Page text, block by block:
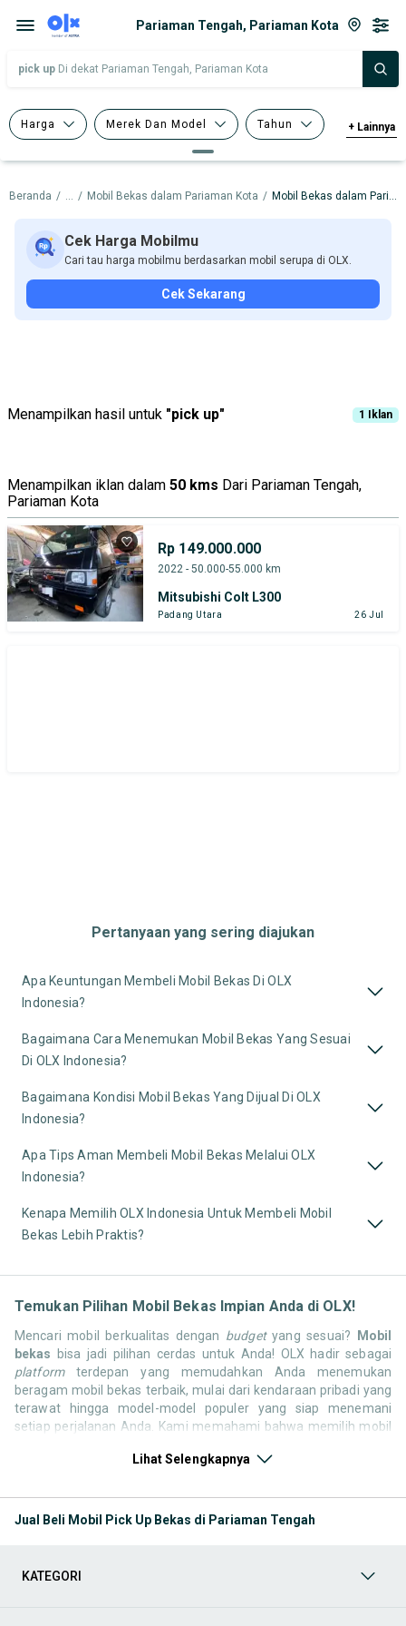
Pariaman Tengah, Pariaman Kota
pick up Di dekat Pariaman Tengah, Pariaman Kota
Harga Merek Dan Model Tahun
Tipe Bodi Tipe Membership
+ Lainnya
Beranda / ... / Mobil Bekas dalam Pariaman Kota / Mobil Bekas dalam Pariaman Tengah
Cek Harga Mobilmu
Cari tau harga mobilmu berdasarkan mobil serupa di OLX.
Cek Sekarang
Menampilkan hasil untuk "pick up" 1 Iklan
Menampilkan iklan dalam 50 kms Dari Pariaman Tengah,
Pariaman Kota
Rp 149.000.000
2022 - 50.000-55.000 km
Mitsubishi Colt L300
Padang Utara 26 Jul
Pertanyaan yang sering diajukan
Apa Keuntungan Membeli Mobil Bekas Di OLX
Indonesia?
Bagaimana Cara Menemukan Mobil Bekas Yang Sesuai
Di OLX Indonesia?
Bagaimana Kondisi Mobil Bekas Yang Dijual Di OLX
Indonesia?
Apa Tips Aman Membeli Mobil Bekas Melalui OLX
Indonesia?
Kenapa Memilih OLX Indonesia Untuk Membeli Mobil
Bekas Lebih Praktis?
Temukan Pilihan Mobil Bekas Impian Anda di OLX!
Mencari mobil berkualitas dengan budgetyang sesuai? Mobil
bekas bisa jadi pilihan cerdas untuk Anda! OLX hadir sebagai
platformterdepan yang memudahkan Anda menemukan
beragam mobil bekas terbaik, mulai dari kendaraan pribadi yang
terawat hingga model-model populer yang siap menemani
setiap perjalanan Anda. Kami memahami bahwa memilih mobil
ribuan daftar dari penjual terpercaya di seluruh Indonesia.
dengan gaya hidup, kebutuhan, danbudgetAnda!
Memilih mobil bekasyang tepat tentu bukan perkara mudah.
berkelas, atau mobil kota yang irit dan lincah? Di OLX, Anda akan
Lihat Selengkapnya
Jual Beli Mobil Pick Up Bekas di Pariaman Tengah
KATEGORI